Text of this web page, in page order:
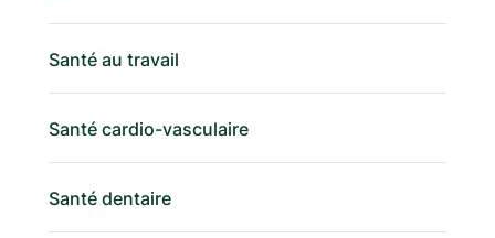
Santé au travail
Santé cardio-vasculaire
Santé dentaire